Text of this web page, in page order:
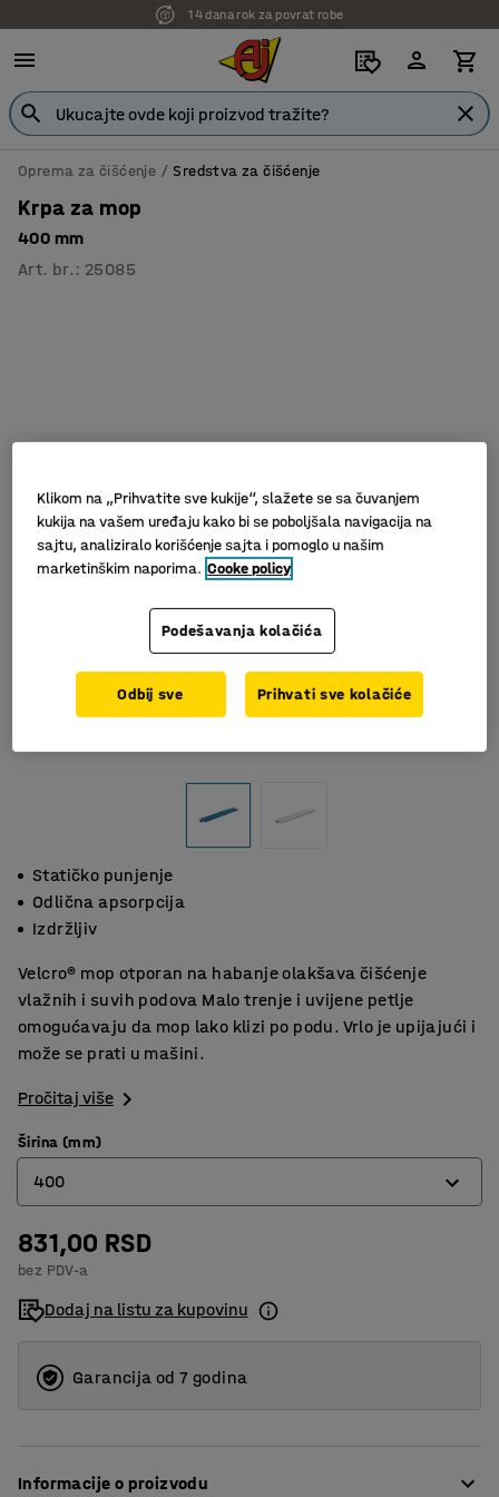
14 dana rok za povrat robe
Oprema za čišćenje Sredstva za čišćenje
Krpa za mop
400 mm
Art. br. : 25085
Statičko punjenje
Odlična apsorpcija
Izdržljiv
Velcro® mop otporan na habanje olakšava čišćenje
vlažnih i suvih podova Malo trenje i uvijene petlje
omogućavaju da mop lako klizi po podu. Vrlo je upijajući i
može se prati u mašini.
Pročitaj više
Širina (mm)
400
400
600
831,00 RSD
bez PDV-a
Dodaj na listu za kupovinu
Garancija od 7 godina
Informacije o proizvodu
Klikom na „Prihvatite sve kukije“, slažete se sa čuvanjem
kukija na vašem uređaju kako bi se poboljšala navigacija na
sajtu, analiziralo korišćenje sajta i pomoglo u našim
marketinškim naporima. Cooke policy
Podešavanja kolačića
Odbij sve Prihvati sve kolačiće